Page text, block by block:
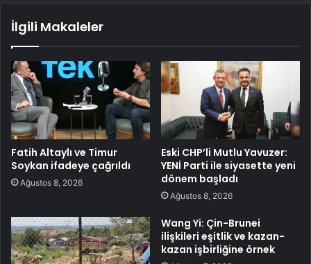
İlgili Makaleler
Fatih Altaylı ve Timur
Soykan ifadeye çağrıldı
Ağustos 8, 2026
Eski CHP’li Mutlu Yavuzer:
YENİ Parti ile siyasette yeni
dönem başladı
Ağustos 8, 2026
Wang Yi: Çin-Brunei
ilişkileri eşitlik ve kazan-
kazan işbirliğine örnek